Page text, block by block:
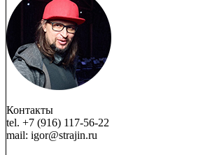
Контакты
tel. +7 (916) 117-56-22
mail: igor@strajin.ru